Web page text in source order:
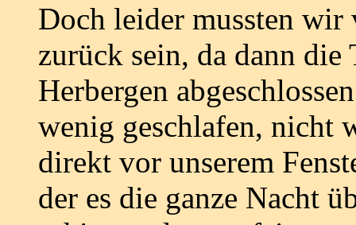
Doch leider mussten
zurück sein, da dann
Herbergen
wenig geschlafen, nicht
direkt vor unserem
der es die ganze Nacht